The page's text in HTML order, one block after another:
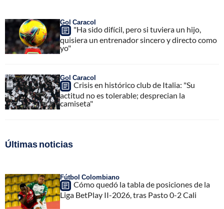
Gol Caracol
"Ha sido difícil, pero si tuviera un hijo,
quisiera un entrenador sincero y directo como
yo"
Gol Caracol
Crisis en histórico club de Italia: "Su
actitud no es tolerable; desprecian la
camiseta"
Últimas noticias
Fútbol Colombiano
Cómo quedó la tabla de posiciones de la
Liga BetPlay II-2026, tras Pasto 0-2 Cali